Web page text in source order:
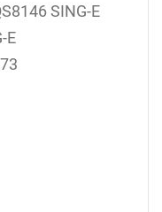
SING-E
E